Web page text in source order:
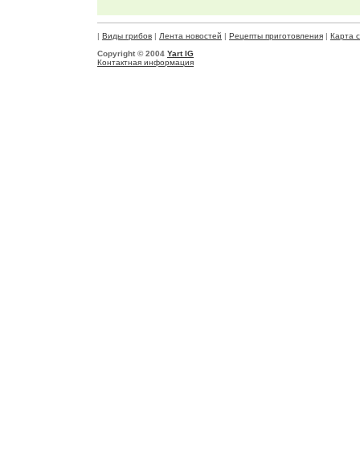
| Виды грибов | Лента новостей | Рецепты приготовления | Карта
Copyright © 2004 Yart IG
Контактная информация